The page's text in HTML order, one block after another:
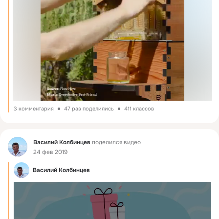
3 комментария 47 раз поделились 411 классов
Фид Василий Колбинцев поделился видео
24 фев 2019
Василий Колбинцев